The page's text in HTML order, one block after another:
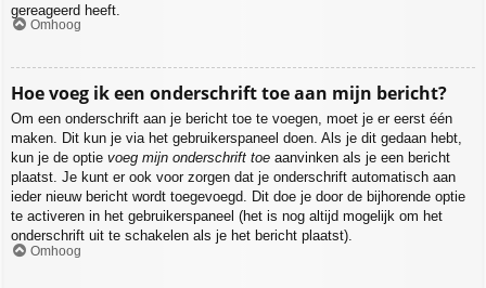
gereageerd heeft.
Omhoog
Hoe voeg ik een onderschrift toe aan mijn bericht?
Om een onderschrift aan je bericht toe te voegen, moet je er eerst één
maken. Dit kun je via het gebruikerspaneel doen. Als je dit gedaan hebt,
kun je de optie voeg mijn onderschrift toe aanvinken als je een bericht
plaatst. Je kunt er ook voor zorgen dat je onderschrift automatisch aan
ieder nieuw bericht wordt toegevoegd. Dit doe je door de bijhorende optie
te activeren in het gebruikerspaneel (het is nog altijd mogelijk om het
onderschrift uit te schakelen als je het bericht plaatst).
Omhoog